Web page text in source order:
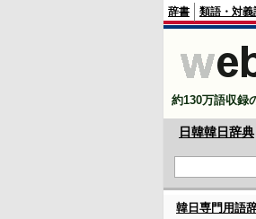
辞書 類語・対義
約130万語収録
日韓韓日辞典
韓日専門用語